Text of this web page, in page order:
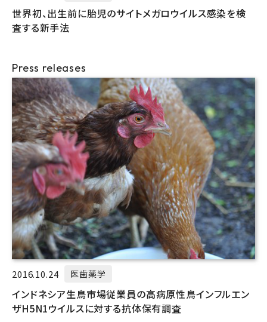
世界初、出生前に胎児のサイトメガロウイルス感染を検
査する新手法
Press releases
2016.10.24 医歯薬学
インドネシア生鳥市場従業員の高病原性鳥インフルエン
ザH5N1ウイルスに対する抗体保有調査